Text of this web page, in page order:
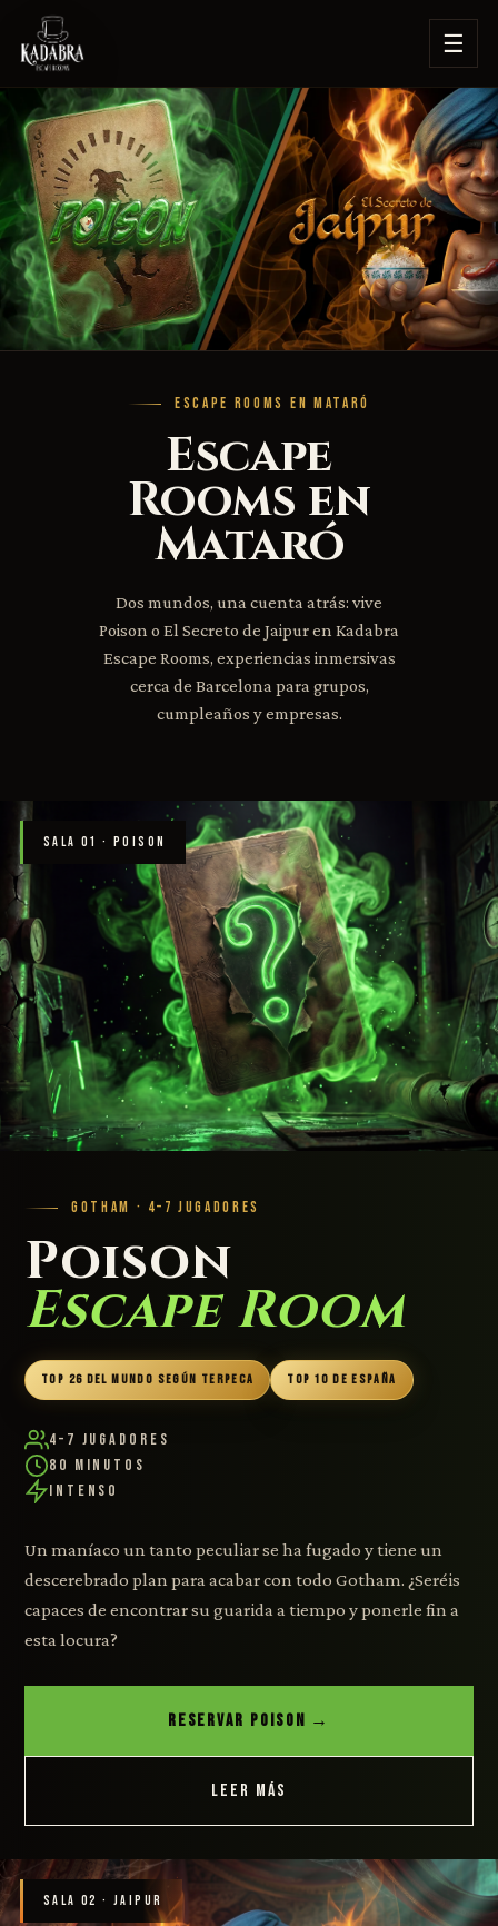
☰
ESCAPE ROOMS EN MATARÓ
Escape
Rooms en
Mataró
Dos mundos, una cuenta atrás: vive
Poison o El Secreto de Jaipur en Kadabra
Escape Rooms, experiencias inmersivas
cerca de Barcelona para grupos,
cumpleaños y empresas.
SALA 01 · POISON
GOTHAM · 4–7 JUGADORES
Poison
Escape Room
TOP 26 DEL MUNDO SEGÚN TERPECA TOP 10 DE ESPAÑA
4–7 Jugadores
80 Minutos
Intenso
Un maníaco un tanto peculiar se ha fugado y tiene un
descerebrado plan para acabar con todo Gotham. ¿Seréis
capaces de encontrar su guarida a tiempo y ponerle fin a
esta locura?
RESERVAR POISON →
LEER MÁS
SALA 02 · JAIPUR